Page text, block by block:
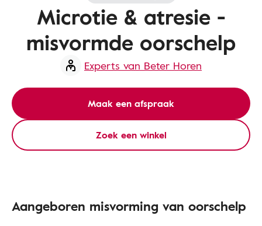
Microtie & atresie -
misvormde oorschelp
Experts van Beter Horen
Maak een afspraak
Zoek een winkel
Aangeboren misvorming van oorschelp